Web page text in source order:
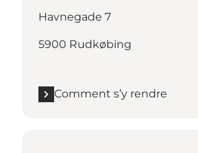
Havnegade 7
5900 Rudkøbing
Comment s’y rendre